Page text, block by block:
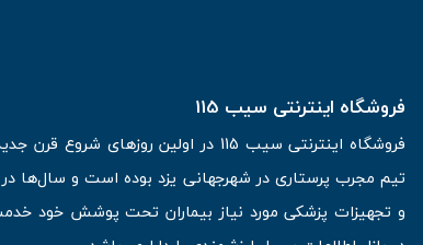
فروشگاه اینترنتی سیب 115
تیم مجرب پرستاری در شهرجهانی یزد بوده است و سال‌ها
و تجهیزات پزشکی مورد نیاز بیماران تحت پوشش خود